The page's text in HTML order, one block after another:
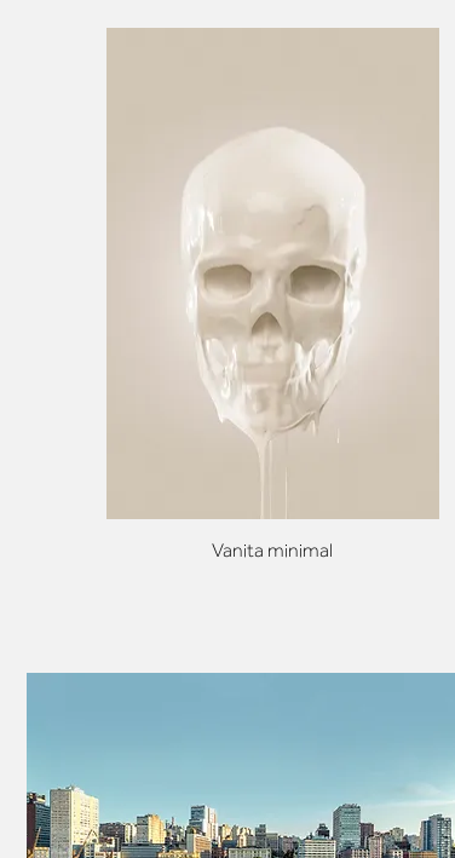
Vanita minimal